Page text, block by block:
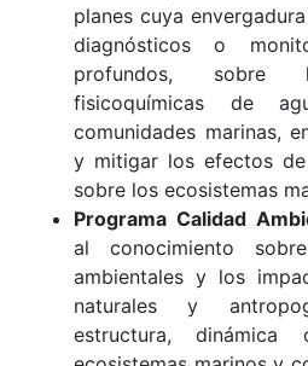
planes cuya
diagnósticos o
profundos, sobre
fisicoquímicas de
comunidades marinas,
y mitigar los efectos
sobre los ecosistemas
Programa Calidad
al conocimiento
ambientales y los
naturales y
estructura,